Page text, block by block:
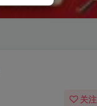
关注